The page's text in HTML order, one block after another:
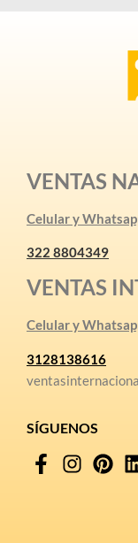
VENTAS
Celular y
322 8804349
VENTAS
Celular y
3128138616
SÍGUENOS